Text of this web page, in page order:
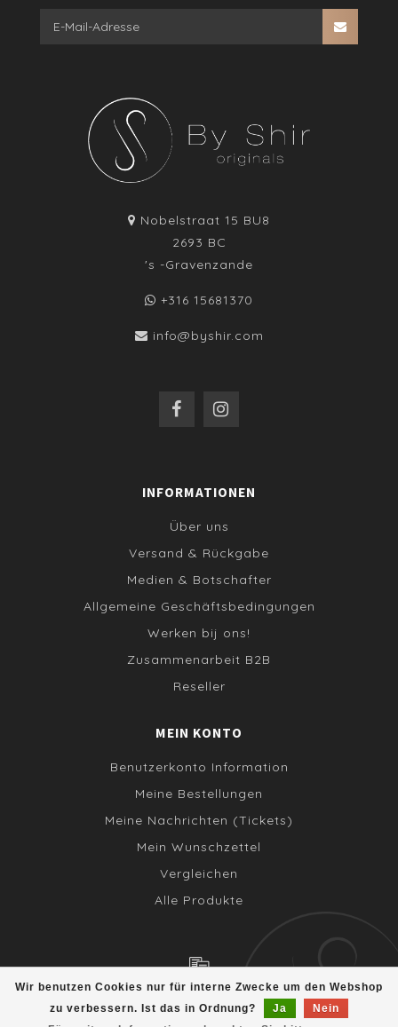
Wir benutzen Cookies nur für interne Zwecke um den Webshop
zu verbessern. Ist das in Ordnung?
Ja
Nein
Nobelstraat 15 BU8
2693 BC
's -Gravenzande
+316 15681370
info@byshir.com
INFORMATIONEN
Über uns
Versand & Rückgabe
Medien & Botschafter
Allgemeine Geschäftsbedingungen
Werken bij ons!
Zusammenarbeit B2B
Reseller
MEIN KONTO
Benutzerkonto Information
Meine Bestellungen
Meine Nachrichten (Tickets)
Mein Wunschzettel
Vergleichen
Alle Produkte
© Copyright 2026 - Webshop doorOnlinevanstart.nl